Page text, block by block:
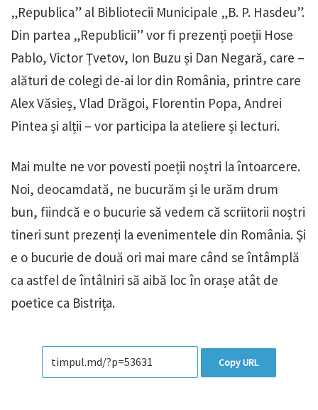
„Republica” al Bibliotecii Municipale „B. P. Hasdeu”.
Din partea „Republicii” vor fi prezenți poeții Hose
Pablo, Victor Țvetov, Ion Buzu și Dan Negară, care –
alături de colegi de-ai lor din România, printre care
Alex Văsieș, Vlad Drăgoi, Florentin Popa, Andrei
Pintea și alții – vor participa la ateliere și lecturi.
Mai multe ne vor povesti poeții noștri la întoarcere.
Noi, deocamdată, ne bucurăm și le urăm drum
bun, fiindcă e o bucurie să vedem că scriitorii noștri
tineri sunt prezenți la evenimentele din România. Şi
e o bucurie de două ori mai mare când se întâmplă
ca astfel de întâlniri să aibă loc în orașe atât de
poetice ca Bistrița.
Copy URL